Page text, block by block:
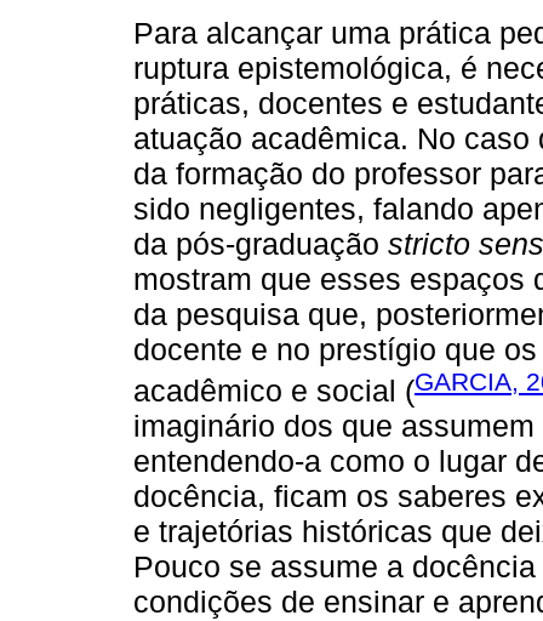
Para alcançar uma prática
ruptura epistemológica, é
práticas, docentes e
atuação acadêmica. No
da formação do professor
sido negligentes, falando
da pós-graduação stricto
mostram que esses espaços
da pesquisa que,
docente e no prestígio que
acadêmico e social (GARCIA,
imaginário dos que
entendendo-a como o lugar
docência, ficam os saberes
e trajetórias históricas que
Pouco se assume a
condições de ensinar e